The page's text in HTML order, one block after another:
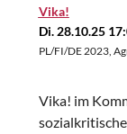
Vika!
Di. 28.10.25
PL/FI/DE 2023,
Vika! im